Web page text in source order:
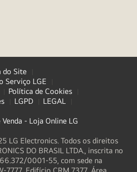
do Site
Serviço LGE
Política de Cookies
LGPD
LEGAL
- Loja Online LG
LG Electronics. Todos os direitos
DO BRASIL LTDA., inscrita no
0001-55, com sede na